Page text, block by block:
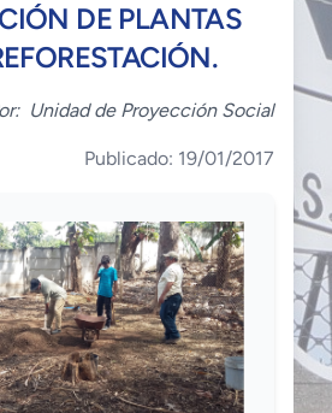
DE PLANTAS
Unidad de Proyección Social
Publicado: 19/01/2017